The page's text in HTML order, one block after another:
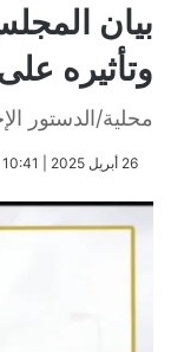
بيان
وتأثيره
محلية/الدستور
​26 أبريل 2025 | 10:41 مساءً